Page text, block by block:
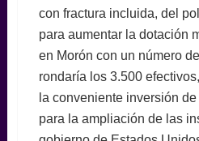
con fractura incluida, del
para aumentar la dotación
en Morón con un número
rondaría los 3.500
la conveniente inversión
para la ampliación de las